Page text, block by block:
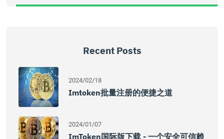
Recent Posts
2024/02/18
Imtoken批量注册的便捷之道
2024/01/07
ImToken国际版下载 - 一个安全可信赖